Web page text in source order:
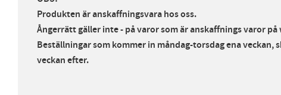
Produkten är anskaffningsvara hos oss.
Ångerrätt gäller inte - på varor som är anskaffnings varor
Beställningar som kommer in måndag-torsdag ena veckan,
veckan efter.